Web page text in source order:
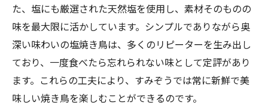
た、塩にも厳選された天然塩を使用し、素材そのものの
味を最大限に活かしています。シンプルでありながら奥
深い味わいの塩焼き鳥は、多くのリピーターを生み出し
ており、一度食べたら忘れられない味として定評があり
ます。これらの工夫により、すみぞうでは常に新鮮で美
味しい焼き鳥を楽しむことができるのです。